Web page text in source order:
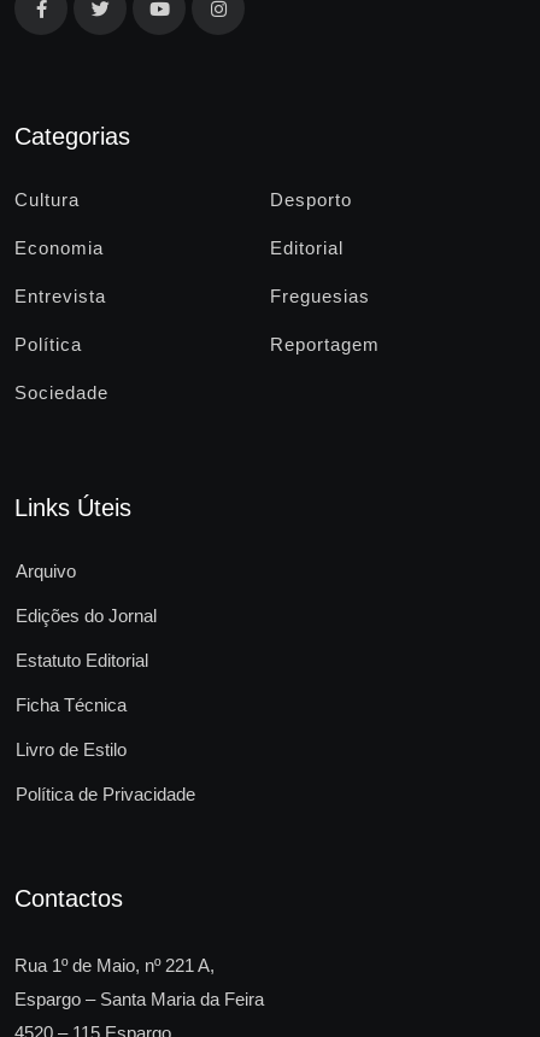
Categorias
Cultura Desporto
Economia Editorial
Entrevista Freguesias
Política Reportagem
Sociedade
Links Úteis
Arquivo
Edições do Jornal
Estatuto Editorial
Ficha Técnica
Livro de Estilo
Política de Privacidade
Contactos
Rua 1º de Maio, nº 221 A,
Espargo – Santa Maria da Feira